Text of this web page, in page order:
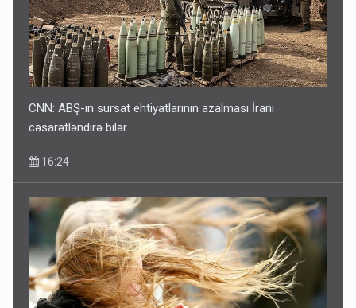
CNN: ABŞ-ın sursat ehtiyatlarının azalması İranı
cəsarətləndirə bilər
16:24